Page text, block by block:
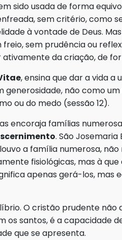
sido usada de forma
sem critério, como
à vontade de Deus.
sem prudência ou
da criação, de
, ensina que dar a vida a
generosidade, não como
ou do medo (sessão 12).
encoraja famílias
. São Josemaria
a família numerosa,
fisiológicas, mas à
apenas gerá-los,
O cristão prudente não
os santos, é a capacidade
que se apresenta.